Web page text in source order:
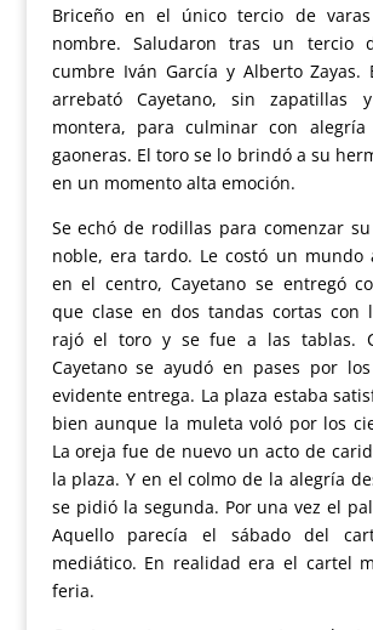
Briceño en el único tercio de
nombre. Saludaron tras un tercio
cumbre Iván García y Alberto
arrebató Cayetano, sin zapatillas
montera, para culminar con
gaoneras. El toro se lo brindó a su
en un momento alta emoción.
Se echó de rodillas para comenzar
noble, era tardo. Le costó un mundo
en el centro, Cayetano se entregó
que clase en dos tandas cortas con
rajó el toro y se fue a las tablas.
Cayetano se ayudó en pases por
evidente entrega. La plaza estaba
bien aunque la muleta voló por los
La oreja fue de nuevo un acto de
la plaza. Y en el colmo de la alegría
se pidió la segunda. Por una vez el
Aquello parecía el sábado del
mediático. En realidad era el cartel
feria.